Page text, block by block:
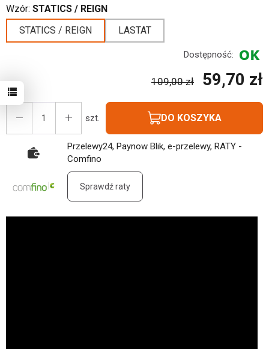
Wzór: STATICS / REIGN
STATICS / REIGN
LASTAT
Dostępność:
109,00 zł 59,70 zł
szt. DO KOSZYKA
Przelewy24, Paynow Blik, e-przelewy, RATY -
Comfino
Sprawdź raty